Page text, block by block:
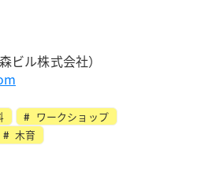
ビル株式会社）
ワークショップ
木育